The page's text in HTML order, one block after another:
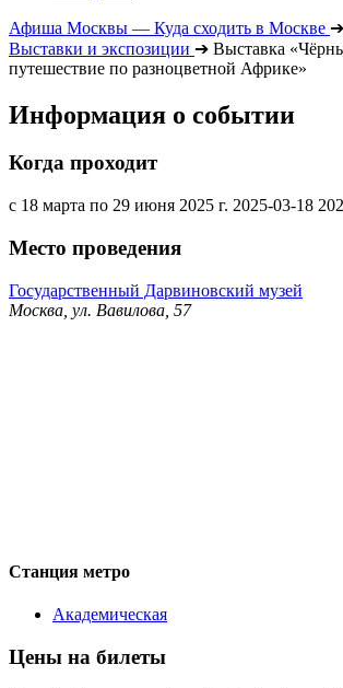
Афиша Москвы — Куда сходить в Москве ➔
Выставки и экспозиции ➔ Выставка
путешествие по разноцветной Африке»
Информация о событии
Когда проходит
с 18 марта по 29 июня 2025 г. 2025-03-18
Место проведения
Государственный Дарвиновский музей
Москва, ул. Вавилова, 57
Станция метро
Академическая
Цены на билеты